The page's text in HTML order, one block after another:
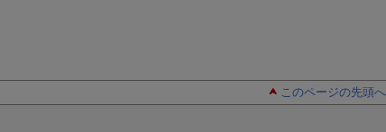
このページの先頭へ